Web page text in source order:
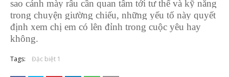
sao cánh mày râu cần quan tâm tới tư thế và kỹ năng
trong chuyện giường chiếu, những yếu tố này quyết
định xem chị em có lên đỉnh trong cuộc yêu hay
không.
Tags: Đặc biệt 1